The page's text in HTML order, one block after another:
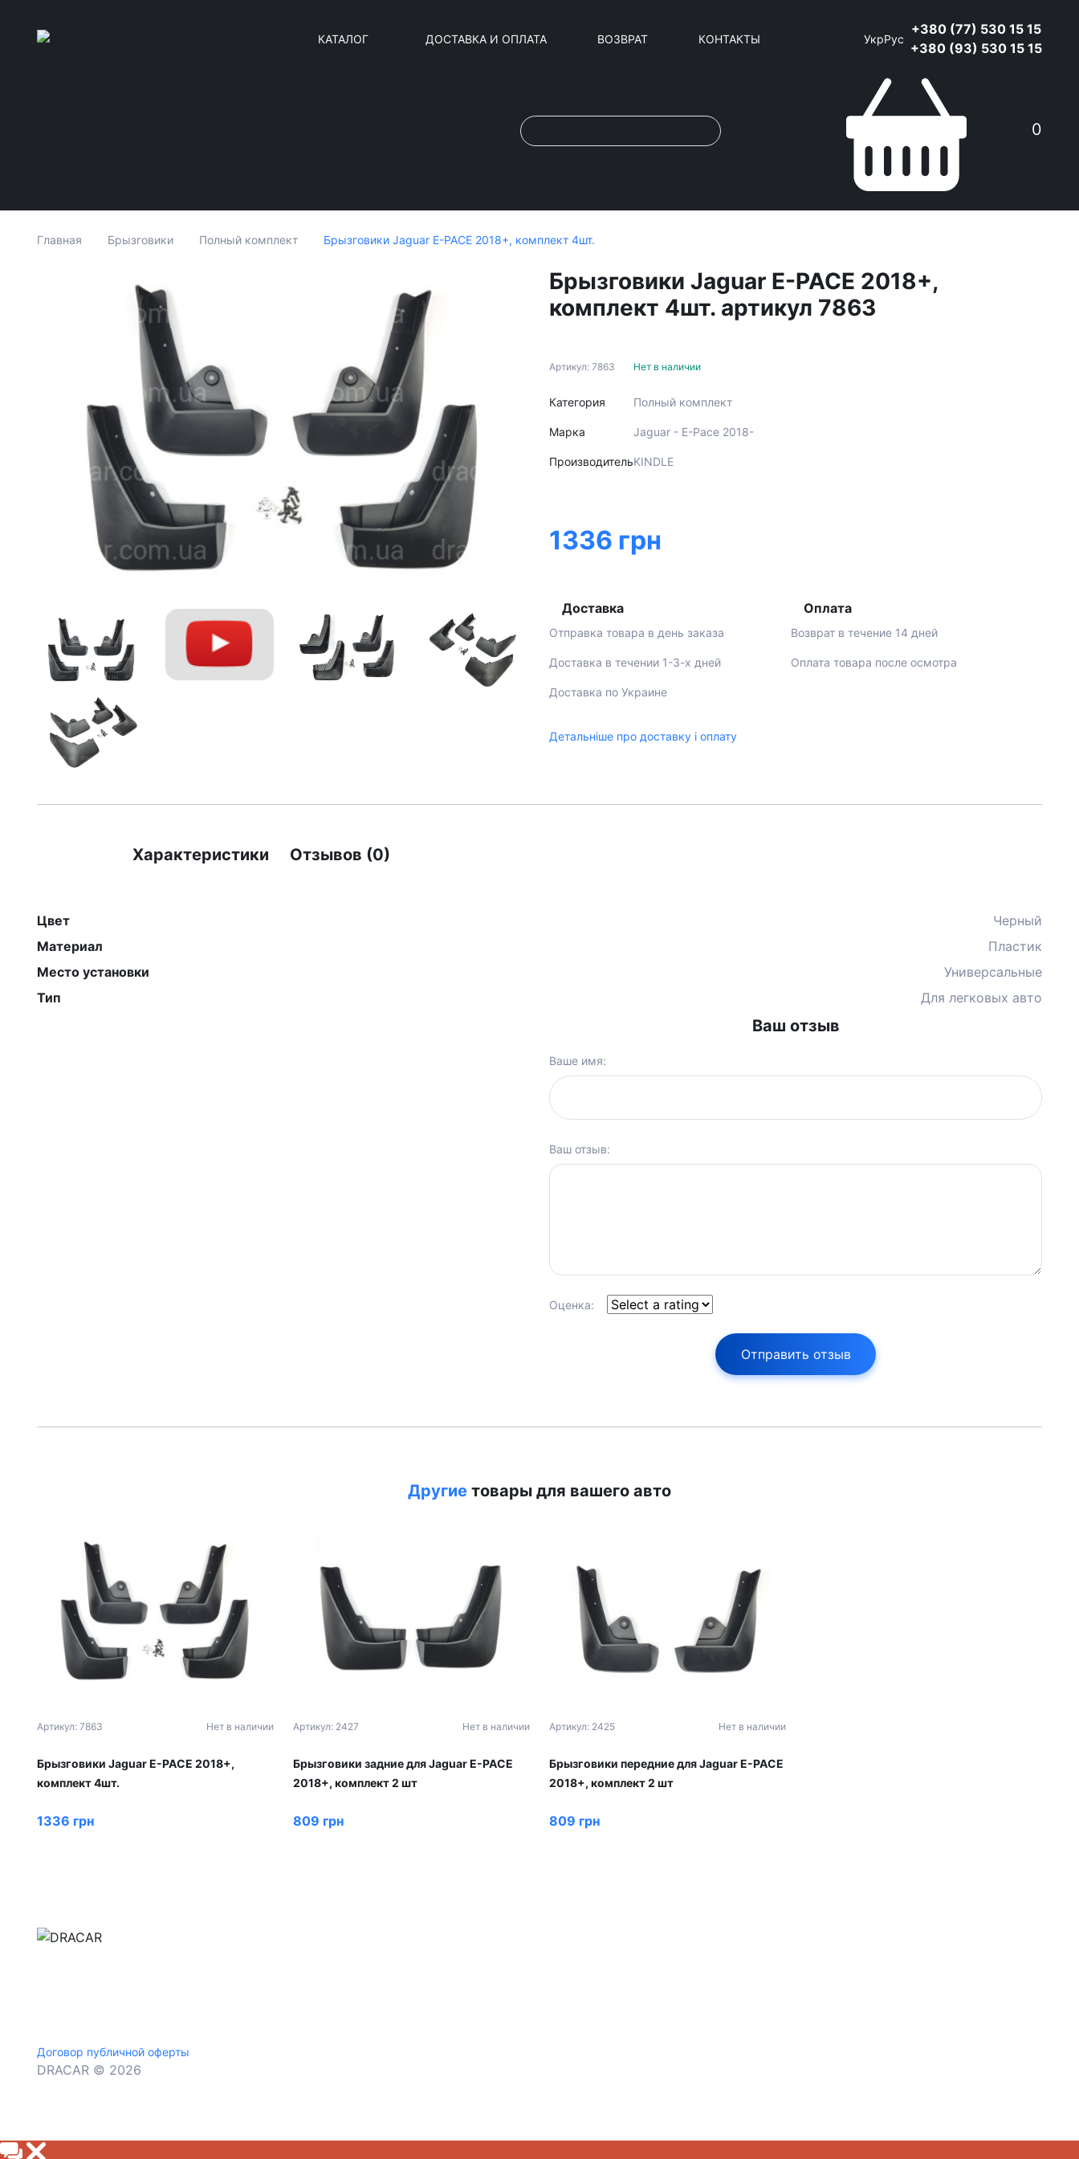
КАТАЛОГ ДОСТАВКА И ОПЛАТА ВОЗВРАТ КОНТАКТЫ УкрРус
+380 (77) 530 15 15
+380 (93) 530 15 15
0
Главная Брызговики Полный комплект Брызговики Jaguar E-PACE 2018+, комплект 4шт.
Брызговики Jaguar E-PACE 2018+,
комплект 4шт. артикул 7863
Артикул: 7863
Категория
Марка
Производитель
Нет в наличии
Полный комплект
Jaguar - E-Pace 2018-
KINDLE
1336 грн
Доставка
Отправка товара в день заказа
Доставка в течении 1-3-х дней
Доставка по Украине
Оплата
Возврат в течение 14 дней
Оплата товара после осмотра
Детальніше про доставку і оплату
Характеристики Отзывов (0)
Цвет
Черный
Материал
Пластик
Место установки
Универсальные
Тип
Для легковых авто
Ваш отзыв
Ваше имя:
Ваш отзыв:
Оценка:
Отправить отзыв
Другие товары для вашего авто
Артикул: 7863 Нет в наличии
Брызговики Jaguar E-PACE 2018+,
комплект 4шт.
1336 грн
Артикул: 2427 Нет в наличии
Брызговики задние для Jaguar E-PACE
2018+, комплект 2 шт
809 грн
Артикул: 2425 Нет в наличии
Брызговики передние для Jaguar E-PACE
2018+, комплект 2 шт
809 грн
Договор публичной оферты
DRACAR © 2026